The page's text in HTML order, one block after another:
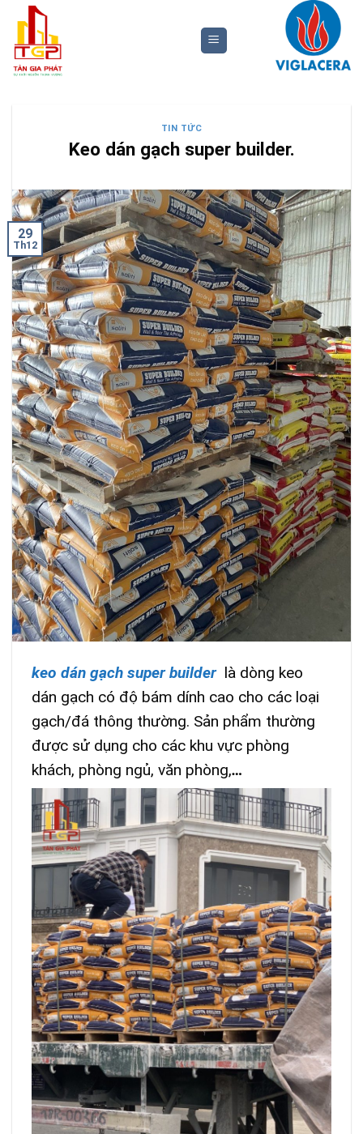
nội
dung
TIN TỨC
Keo dán gạch super builder.
29
Th12
keo dán gạch super builder là dòng keo
dán gạch có độ bám dính cao cho các loại
gạch/đá thông thường. Sản phẩm thường
được sử dụng cho các khu vực phòng
khách, phòng ngủ, văn phòng,…